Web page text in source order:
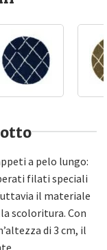
a pelo lungo:
filati speciali
il materiale
scoloritura. Con
di 3 cm, il